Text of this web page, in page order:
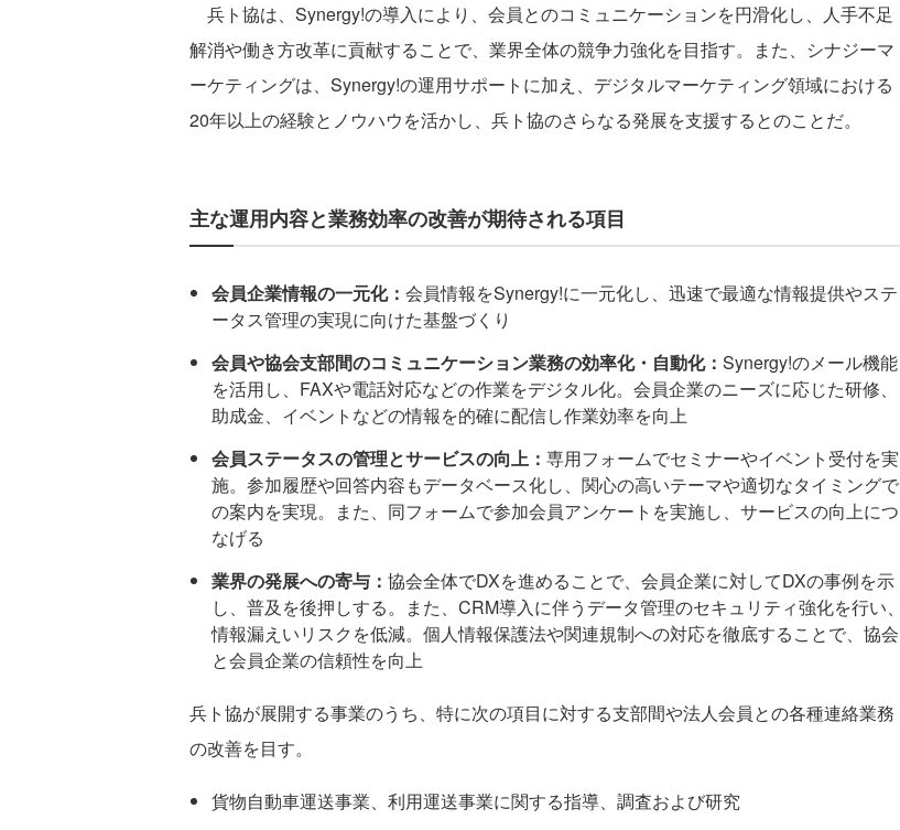
兵ト協は、Synergy!の導入により、会員とのコミュニケーションを円滑化し、人手不足
解消や働き方改革に貢献することで、業界全体の競争力強化を目指す。また、シナジーマ
ーケティングは、Synergy!の運用サポートに加え、デジタルマーケティング領域における
20年以上の経験とノウハウを活かし、兵ト協のさらなる発展を支援するとのことだ。
主な運用内容と業務効率の改善が期待される項目
会員企業情報の一元化： 会員情報をSynergy!に一元化し、迅速で最適な情報提供やステ
ータス管理の実現に向けた基盤づくり
会員や協会支部間のコミュニケーション業務の効率化・自動化： Synergy!のメール機能
を活用し、FAXや電話対応などの作業をデジタル化。会員企業のニーズに応じた研修、
助成金、イベントなどの情報を的確に配信し作業効率を向上
会員ステータスの管理とサービスの向上： 専用フォームでセミナーやイベント受付を実
施。参加履歴や回答内容もデータベース化し、関心の高いテーマや適切なタイミングで
の案内を実現。また、同フォームで参加会員アンケートを実施し、サービスの向上につ
なげる
業界の発展への寄与： 協会全体でDXを進めることで、会員企業に対してDXの事例を示
し、普及を後押しする。また、CRM導入に伴うデータ管理のセキュリティ強化を行い、
情報漏えいリスクを低減。個人情報保護法や関連規制への対応を徹底することで、協会
と会員企業の信頼性を向上
兵ト協が展開する事業のうち、特に次の項目に対する支部間や法人会員との各種連絡業務
の改善を目す。
貨物自動車運送事業、利用運送事業に関する指導、調査および研究